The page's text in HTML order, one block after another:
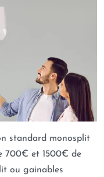
standard monosplit
700€ et 1500€ de
ou gainables